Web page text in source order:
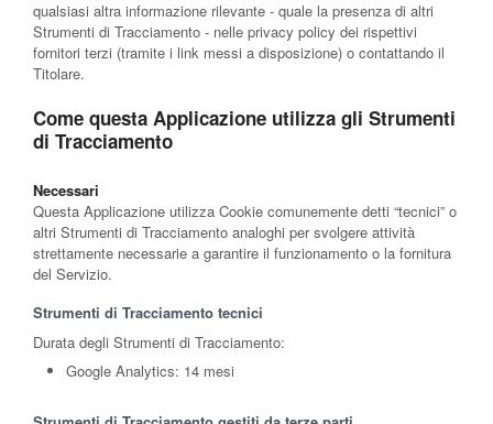
qualsiasi altra informazione rilevante - quale la presenza di altri
Strumenti di Tracciamento - nelle privacy policy dei rispettivi
fornitori terzi (tramite i link messi a disposizione) o contattando il
Titolare.
Come questa Applicazione utilizza gli Strumenti
di Tracciamento
Necessari
Questa Applicazione utilizza Cookie comunemente detti “tecnici” o
altri Strumenti di Tracciamento analoghi per svolgere attività
strettamente necessarie a garantire il funzionamento o la fornitura
del Servizio.
Strumenti di Tracciamento tecnici
Durata degli Strumenti di Tracciamento:
Google Analytics: 14 mesi